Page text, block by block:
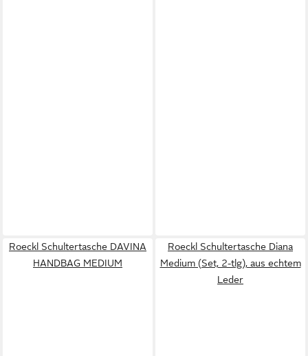
Roeckl Schultertasche DAVINA
HANDBAG MEDIUM
Roeckl Schultertasche Diana
Medium (Set, 2-tlg), aus echtem
Leder